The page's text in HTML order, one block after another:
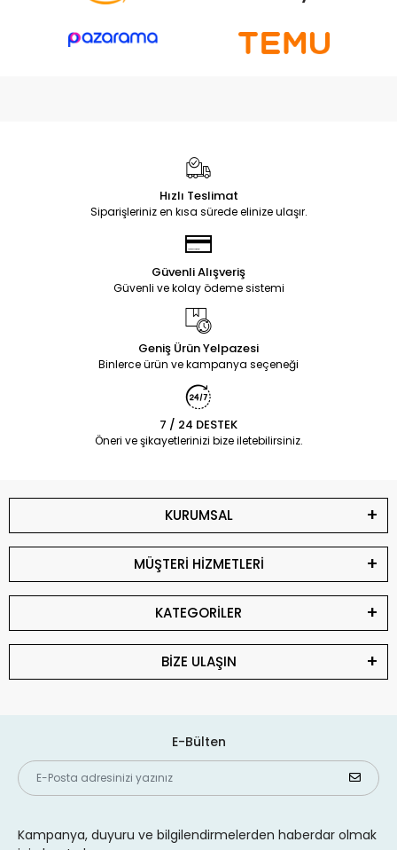
Hızlı Teslimat
Siparişleriniz en kısa sürede elinize ulaşır.
Güvenli Alışveriş
Güvenli ve kolay ödeme sistemi
Geniş Ürün Yelpazesi
Binlerce ürün ve kampanya seçeneği
7 / 24 DESTEK
Öneri ve şikayetlerinizi bize iletebilirsiniz.
KURUMSAL
MÜŞTERİ HİZMETLERİ
KATEGORİLER
BİZE ULAŞIN
E-Bülten
Kampanya, duyuru ve bilgilendirmelerden haberdar olmak